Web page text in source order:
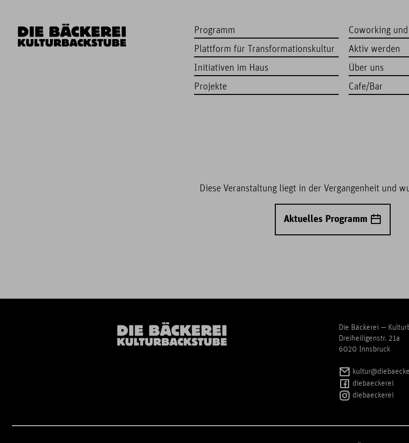
Programm
Plattform für Transformationskultur
Initiativen im Haus
Projekte
Coworking
Aktiv werden
Über uns
Cafe/Bar
Diese Veranstaltung liegt in der Vergangenheit und
Aktuelles Programm
Die Bäckerei —
Dreiheiligenstr. 21a
6020 Innsbruck
diebaeckerei
diebaeckerei